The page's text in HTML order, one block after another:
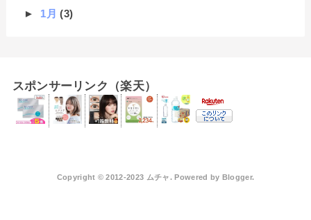
► 1月(3)
スポンサーリンク（楽天）
Copyright © 2012-2023 ムチャ. Powered by Blogger.